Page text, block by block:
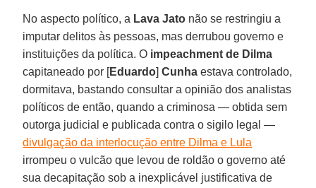
No aspecto político, a Lava Jato não se restringiu a
imputar delitos às pessoas, mas derrubou governo e
instituições da política. O impeachment de Dilma
capitaneado por [Eduardo]Cunha estava controlado,
dormitava, bastando consultar a opinião dos analistas
políticos de então, quando a criminosa — obtida sem
outorga judicial e publicada contra o sigilo legal —
divulgação da interlocução entre Dilma e Lula
irrompeu o vulcão que levou de roldão o governo até
sua decapitação sob a inexplicável justificativa de